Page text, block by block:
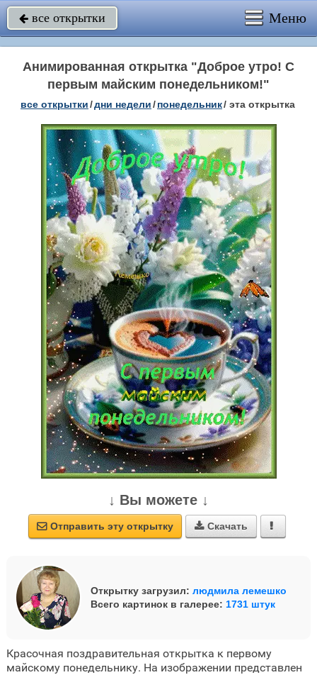
 все открытки Меню
Анимированная открытка "Доброе утро! С
первым майским понедельником!"
все открытки/дни недели/понедельник/ эта открытка
↓ Вы можете ↓
 Отправить эту открытку  Скачать 
Открытку загрузил: людмила лемешко
Всего картинок в галерее: 1731 штук
Красочная поздравительная открытка к первому
майскому понедельнику. На изображении представлен